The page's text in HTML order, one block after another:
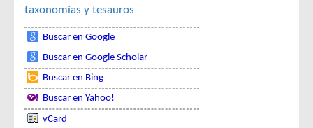
taxonomías y tesauros
Buscar en Google
Buscar en Google Scholar
Buscar en Bing
Buscar en Yahoo!
vCard